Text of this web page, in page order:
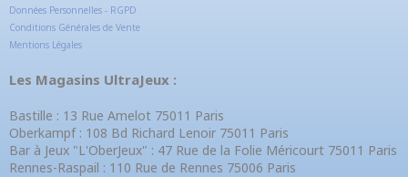
Données Personnelles - RGPD
Conditions Générales de Vente
Mentions Légales
Les Magasins UltraJeux :
Bastille : 13 Rue Amelot 75011 Paris
Oberkampf : 108 Bd Richard Lenoir 75011 Paris
Bar à Jeux "L'OberJeux" : 47 Rue de la Folie Méricourt 75011 Paris
Rennes-Raspail : 110 Rue de Rennes 75006 Paris